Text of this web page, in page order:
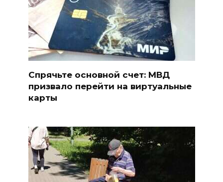
Спрячьте основной счет: МВД
призвало перейти на виртуальные
карты